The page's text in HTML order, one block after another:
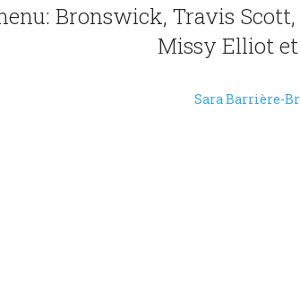
Bronswick, Travis
Missy Elliot
Sara Barrière-